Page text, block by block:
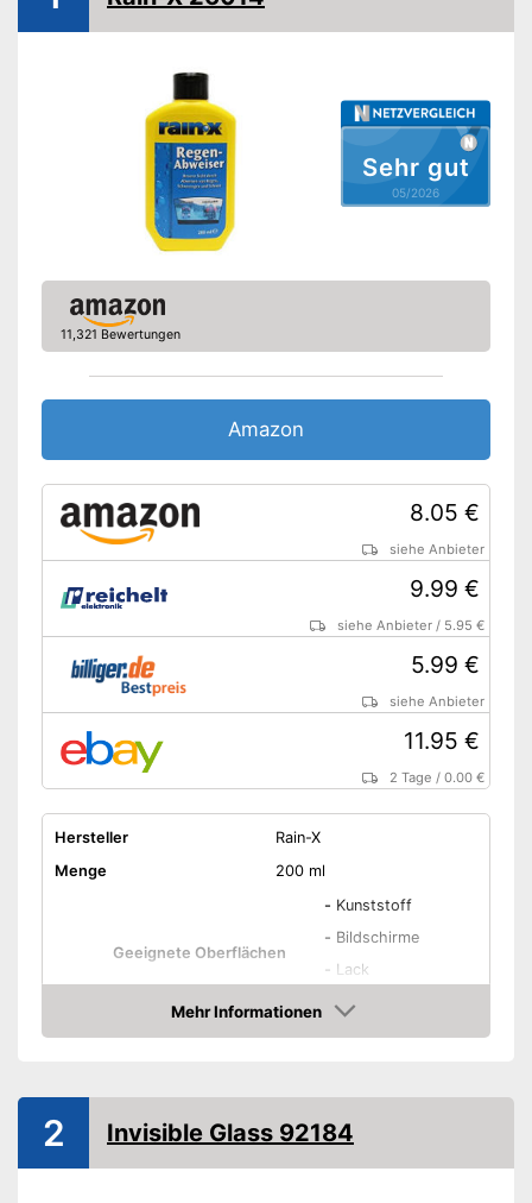
Sehr gut
05/2026
11,321 Bewertungen
Amazon
8.05 €
siehe Anbieter
9.99 €
siehe Anbieter / 5.95 €
5.99 €
siehe Anbieter
11.95 €
2 Tage /0.00 €
Hersteller
Rain-X
Menge
200 ml
Geeignete Oberflächen
- Kunststoff
- Bildschirme
- Lack
Glas
Amazon Lieferzeit
siehe Anbieter
Mehr Informationen
Amazon
2 Invisible Glass 92184